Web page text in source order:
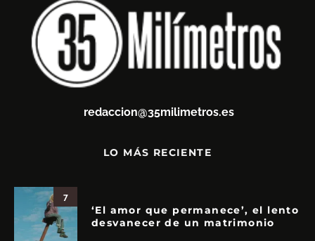
redaccion@35milimetros.es
LO MÁS RECIENTE
7
‘El amor que permanece’, el lento
desvanecer de un matrimonio